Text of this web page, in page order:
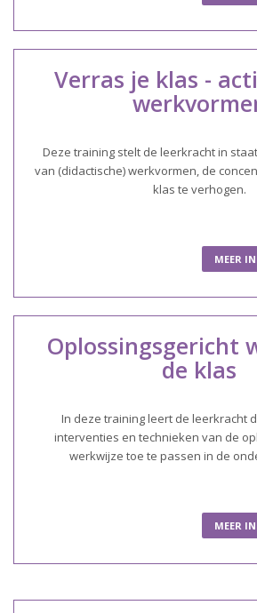
Verras je klas -
Deze training stelt de leerkracht in
van (didactische) werkvormen, de
klas te verhogen.
MEER
Oplossingsgericht
de klas
In deze training leert de leerkracht
interventies en technieken van de
werkwijze toe te passen in de
MEER